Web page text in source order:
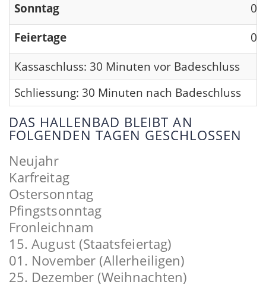
Sonntag
Feiertage
Kassaschluss: 30 Minuten vor Badeschluss
Schliessung: 30 Minuten nach Badeschluss
DAS HALLENBAD BLEIBT AN
FOLGENDEN TAGEN GESCHLOSSEN
Neujahr
Karfreitag
Ostersonntag
Pfingstsonntag
Fronleichnam
15. August (Staatsfeiertag)
01. November (Allerheiligen)
25. Dezember (Weihnachten)